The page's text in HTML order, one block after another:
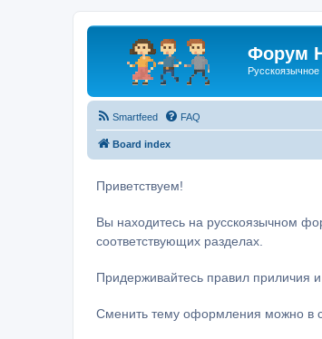
Форум
Smartfeed FAQ
Board index
Приветствуем!
Вы находитесь на русскоязычном
соответствующих разделах.
Придерживайтесь правил приличия
Сменить тему оформления можно в